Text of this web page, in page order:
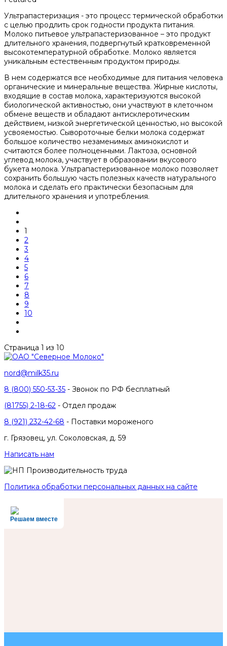
Ультрапастеризация - это процесс термической обработки
с целью продлить срок годности продукта питания.
Молоко питьевое ультрапастеризованное – это продукт
длительного хранения, подвергнутый кратковременной
высокотемпературной обработке. Молоко является
уникальным естественным продуктом природы.
В нем содержатся все необходимые для питания человека
органические и минеральные вещества. Жирные кислоты,
входящие в состав молока, характеризуются высокой
биологической активностью, они участвуют в клеточном
обмене веществ и обладают антисклеротическим
действием, низкой энергетической ценностью, но высокой
усвояемостью. Сывороточные белки молока содержат
большое количество незаменимых аминокислот и
считаются более полноценными. Лактоза, основной
углевод молока, участвует в образовании вкусового
букета молока. Ультрапастеризованное молоко позволяет
сохранить большую часть полезных качеств натурального
молока и сделать его практически безопасным для
длительного хранения и употребления.
1
2
3
4
5
6
7
8
9
10
Страница 1 из 10
nord@milk35.ru
8 (800) 550-53-35 - Звонок по РФ бесплатный
(81755) 2-18-62 - Отдел продаж
8 (921) 232-42-68 - Поставки мороженого
г. Грязовец, ул. Соколовская, д. 59
Написать нам
Политика обработки персональных данных на сайте
Решаем вместе